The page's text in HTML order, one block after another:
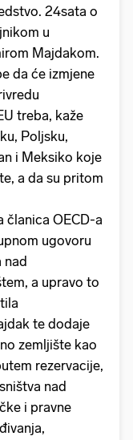
24sata o
u
Majdakom.
da će izmjene
treba, kaže
Poljsku,
i Meksiko koje
a da su pritom
članica OECD-a
ugovoru
nad
a upravo to
te dodaje
zemljište kao
rezervacije,
nad
i pravne